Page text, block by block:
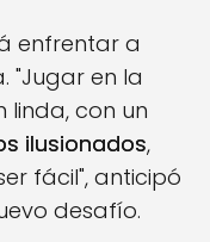
enfrentar a
"Jugar en la
linda, con un
ilusionados,
fácil", anticipó
desafío.